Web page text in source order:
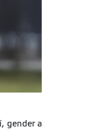
gender a